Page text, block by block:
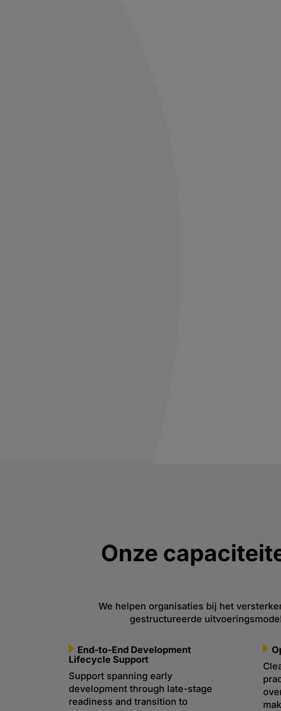
Onze
We helpen organisaties bij het
gestructureerde
End-to-End Development
Lifecycle Support
Support spanning early
development through late-stage
readiness and transition to